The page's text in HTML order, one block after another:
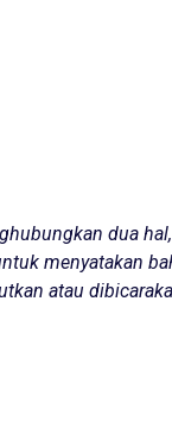
dua
menyatakan
atau